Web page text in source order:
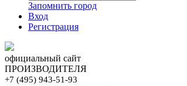
Запомнить город
Вход
Регистрация
официальный сайт
ПРОИЗВОДИТЕЛЯ
+7 (495) 943-51-93